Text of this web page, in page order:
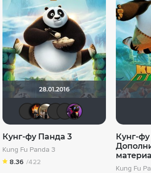
28.01.2016
Стас П.
DeoniSG85
Vladimir
Кунг-фу Панда 3
Kung Fu Panda 3
8.36 /422
Кунг-
Kung Fu